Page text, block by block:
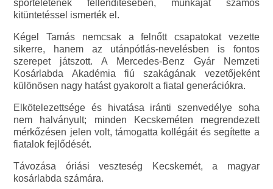
sportéletének fellendítésében, munkáját számos
kitüntetéssel ismerték el.
Kégel Tamás nemcsak a felnőtt csapatokat vezette
sikerre, hanem az utánpótlás-nevelésben is fontos
szerepet játszott. A Mercedes-Benz Gyár Nemzeti
Kosárlabda Akadémia fiú szakágának vezetőjeként
különösen nagy hatást gyakorolt a fiatal generációkra.
Elkötelezettsége és hivatása iránti szenvedélye soha
nem halványult; minden Kecskeméten megrendezett
mérkőzésen jelen volt, támogatta kollégáit és segítette a
fiatalok fejlődését.
Távozása óriási veszteség Kecskemét, a magyar
kosárlabda számára.